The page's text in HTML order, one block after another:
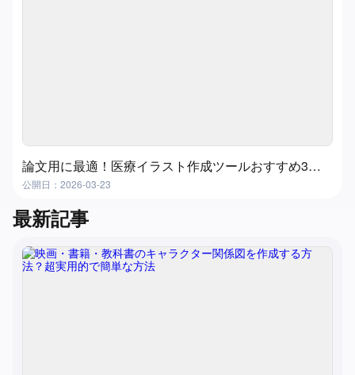
論文用に最適！医療イラスト作成ツールおすすめ3選｜メディカルイラストを簡単作成
公開日：2026-03-23
最新記事